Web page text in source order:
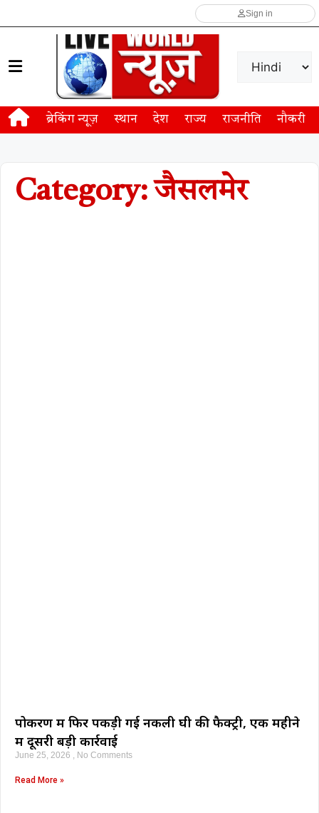
Sign in
ब्रेकिंग न्यूज़ स्थान देश राज्य राजनीति नौकरी
Category: जैसलमेर
पोकरण में फिर पकड़ी गई नकली घी की फैक्ट्री, एक महीने
में दूसरी बड़ी कार्रवाई
June 25, 2026 No Comments
Read More »